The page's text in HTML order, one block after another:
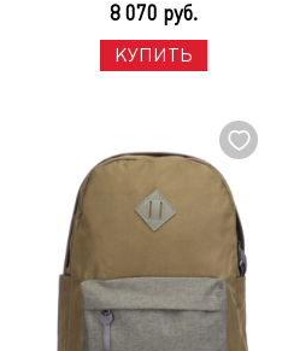
8 070 руб.
КУПИТЬ